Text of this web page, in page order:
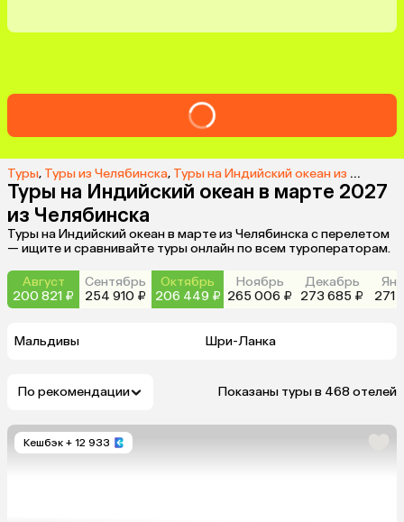
Туры, Туры из Челябинска, Туры на Индийский океан из Челябинска
Туры на Индийский океан в марте 2027
из Челябинска
Туры на Индийский океан в марте из Челябинска с перелетом
— ищите и сравнивайте туры онлайн по всем туроператорам.
Август
200 821 ₽
Сентябрь
254 910 ₽
Октябрь
206 449 ₽
Ноябрь
265 006 ₽
Декабрь
273 685 ₽
271
Мальдивы Шри-Ланка
По рекомендации Показаны туры в 468 отелей
Кешбэк + 12 933